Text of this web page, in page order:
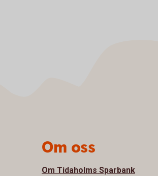
Om oss
Om Tidaholms Sparbank